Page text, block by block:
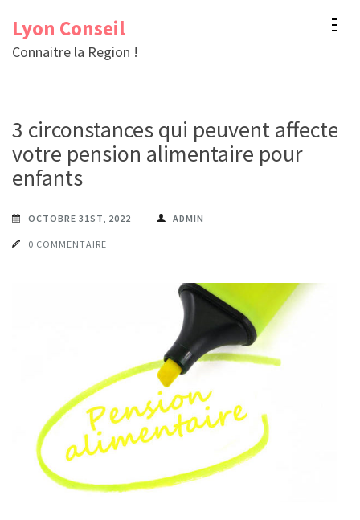
contenu
Lyon Conseil
Connaitre la Region !
3 circonstances qui peuvent affecter
votre pension alimentaire pour
enfants
OCTOBRE 31ST, 2022 ADMIN
0 COMMENTAIRE